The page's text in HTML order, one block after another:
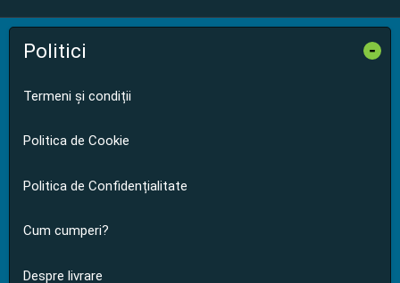
Politici -
Termeni și condiții
Politica de Cookie
Politica de Confidențialitate
Cum cumperi?
Despre livrare